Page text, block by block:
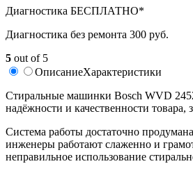
Диагностика БЕСПЛАТНО*
Диагностика без ремонта 300 руб.
5 out of 5
ОписаниеХарактеристики
Стиральные машинки Bosch WVD
надёжности и качественности
Система работы достаточно
инженеры работают слаженно и
неправильное использование